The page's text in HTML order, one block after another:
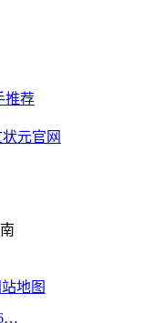
推荐
元官网
站地图
黑公网安备23060302000213号